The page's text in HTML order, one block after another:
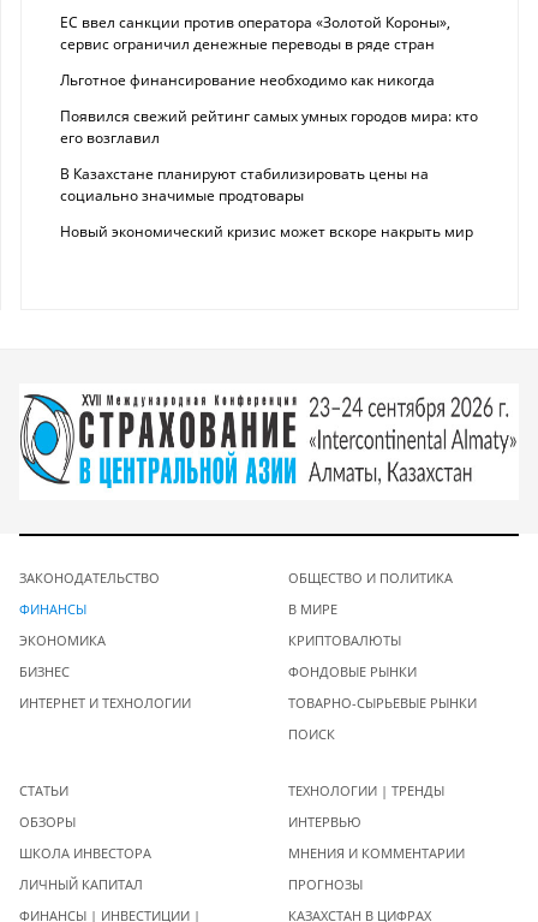
ЕС ввел санкции против оператора «Золотой Короны»,
сервис ограничил денежные переводы в ряде стран
Льготное финансирование необходимо как никогда
Появился свежий рейтинг самых умных городов мира: кто
его возглавил
В Казахстане планируют стабилизировать цены на
социально значимые продтовары
Новый экономический кризис может вскоре накрыть мир
ЗАКОНОДАТЕЛЬСТВО
ФИНАНСЫ
ЭКОНОМИКА
БИЗНЕС
ИНТЕРНЕТ И ТЕХНОЛОГИИ
ОБЩЕСТВО И ПОЛИТИКА
В МИРЕ
КРИПТОВАЛЮТЫ
ФОНДОВЫЕ РЫНКИ
ТОВАРНО-СЫРЬЕВЫЕ РЫНКИ
ПОИСК
СТАТЬИ
ОБЗОРЫ
ШКОЛА ИНВЕСТОРА
ЛИЧНЫЙ КАПИТАЛ
ФИНАНСЫ | ИНВЕСТИЦИИ |
ТЕХНОЛОГИИ | ТРЕНДЫ
ИНТЕРВЬЮ
МНЕНИЯ И КОММЕНТАРИИ
ПРОГНОЗЫ
КАЗАХСТАН В ЦИФРАХ